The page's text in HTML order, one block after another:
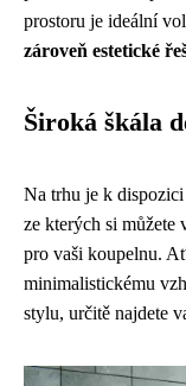
prostoru je ideální
zároveň estetické
Široká škála
Na trhu je k dispozici
ze kterých si můžete
pro vaši koupelnu.
minimalistickému
stylu, určitě najdete